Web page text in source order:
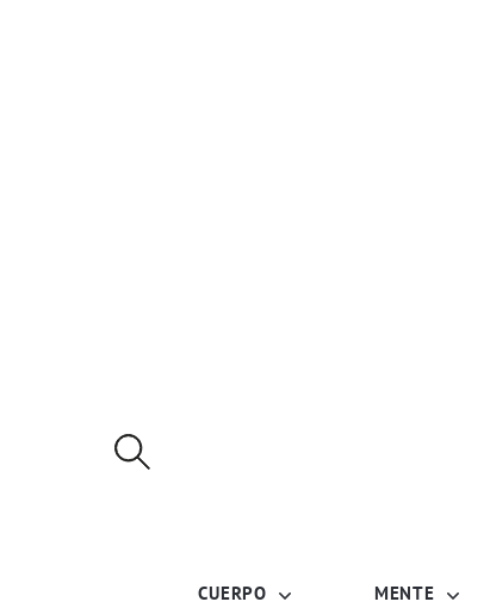
CUERPO MENTE